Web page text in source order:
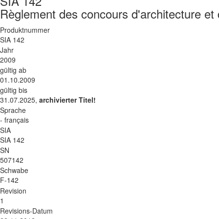
Règlement des concours d'architecture et
Produktnummer
SIA 142
Jahr
2009
gültig ab
01.10.2009
gültig bis
31.07.2025, archivierter Titel!
Sprache
- français
SIA
SIA 142
SN
507142
Schwabe
F-142
Revision
1
Revisions-Datum